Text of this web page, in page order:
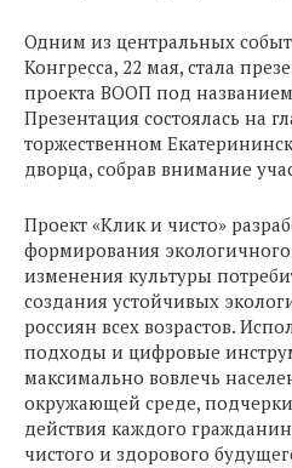
Одним из центральных
Конгресса, 22 мая, стала
проекта ВООП под названием
Презентация состоялась на
торжественном
дворца, собрав внимание
Проект «Клик и чисто»
формирования
изменения культуры
создания устойчивых
россиян всех возрастов.
подходы и цифровые
максимально вовлечь
окружающей среде,
действия каждого
чистого и здорового